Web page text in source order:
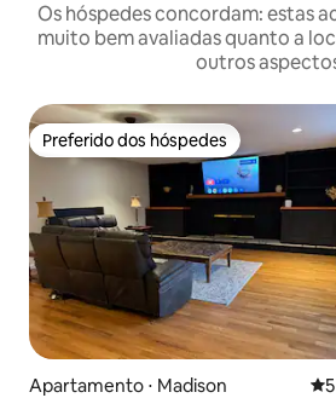
Os hóspedes concordam: estas
muito bem avaliadas quanto a
outros
Preferido dos hóspedes
Preferido dos hóspedes
Apartamento ⋅ Madison 5